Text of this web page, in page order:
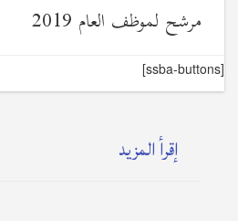
مرشح لموظف العام 2019
[ssba-buttons]
إقرأ المزيد